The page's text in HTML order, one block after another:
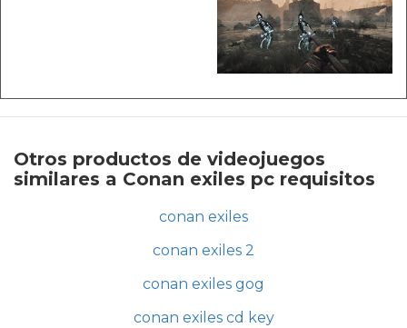
Otros productos de videojuegos
similares a Conan exiles pc requisitos
conan exiles
conan exiles 2
conan exiles gog
conan exiles cd key